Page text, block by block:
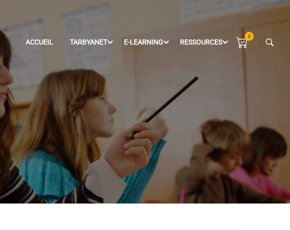
ACCUEIL TARBYANET E-LEARNING RESSOURCES
0